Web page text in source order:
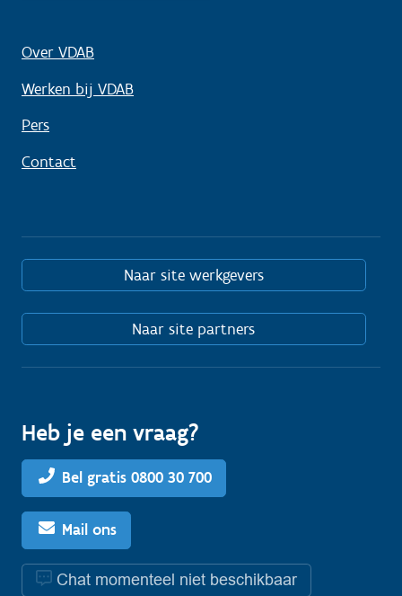
Over VDAB
Werken bij VDAB
Pers
Contact
Naar site werkgevers
Naar site partners
Heb je een vraag?
Bel gratis 0800 30 700
Mail ons
Chat momenteel niet beschikbaar